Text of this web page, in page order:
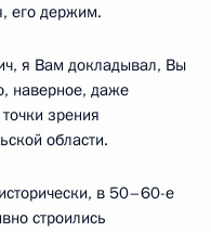
его держим.
я Вам докладывал, Вы
наверное, даже
зрения
области.
в 50–60-е
строились